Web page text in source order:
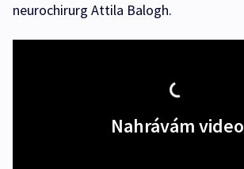
neurochirurg Attila Balogh.
Nahrávám video